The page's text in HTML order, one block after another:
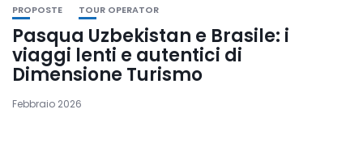
PROPOSTE TOUR OPERATOR
Pasqua Uzbekistan e Brasile: i
viaggi lenti e autentici di
Dimensione Turismo
Febbraio 2026